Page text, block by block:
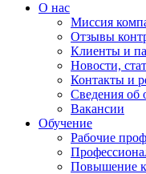
О нас
Миссия
Отзывы
Клиенты и
Новости,
Контакты и
Сведения об
Вакансии
Обучение
Рабочие
Повышение